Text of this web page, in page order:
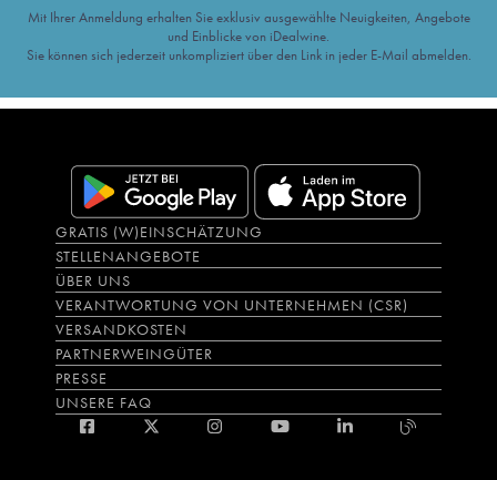
Mit Ihrer Anmeldung erhalten Sie exklusiv ausgewählte Neuigkeiten, Angebote
und Einblicke von iDealwine.
Sie können sich jederzeit unkompliziert über den Link in jeder E-Mail abmelden.
GRATIS (W)EINSCHÄTZUNG
STELLENANGEBOTE
ÜBER UNS
VERANTWORTUNG VON UNTERNEHMEN (CSR)
VERSANDKOSTEN
PARTNERWEINGÜTER
PRESSE
UNSERE FAQ